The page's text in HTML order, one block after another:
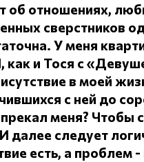
об отношениях,
сверстников
У меня
как и Тося с
в моей
с ней до
меня? Чтобы
далее следует
есть, а проблем -